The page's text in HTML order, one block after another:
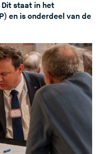
staat in het
en is onderdeel van de